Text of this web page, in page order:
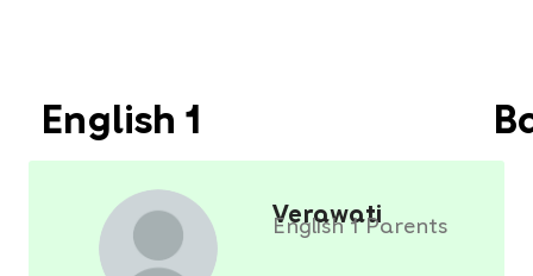
English 1
Verawati
English 1 Parents